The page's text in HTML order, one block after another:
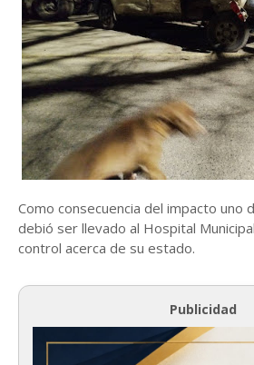
Como consecuencia del impacto uno
debió ser llevado al Hospital
control acerca de su estado.
Publicidad